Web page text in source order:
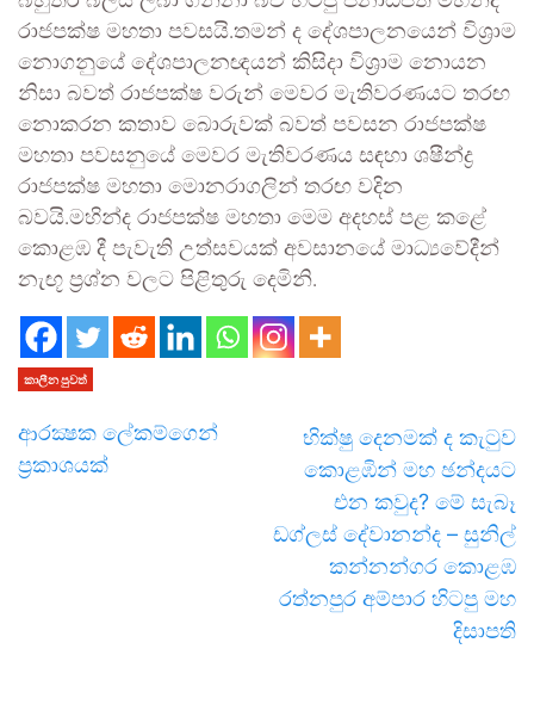
රාජපක්ෂ මහතා පවසයි.තමන් ද දේශපාලනයෙන් විශ්‍රාම
නොගනුයේ දේශපාලනඥයන් කිසිදා විශ්‍රාම නොයන
නිසා බවත් රාජපක්ෂ වරුන් මෙවර මැතිවරණයට තරඟ
නොකරන කතාව බොරුවක් බවත් පවසන රාජපක්ෂ
මහතා පවසනුයේ මෙවර මැතිවරණය සඳහා ශෂීන්ද්‍ර
රාජපක්ෂ මහතා මොනරාගලින් තරඟ වදින
බවයි.මහින්ද රාජපක්ෂ මහතා මෙම අදහස් පළ කළේ
කොළඹ දී පැවැති උත්සවයක් අවසානයේ මාධ්‍යවේදීන්
නැඟූ ප්‍රශ්න වලට පිළිතුරු දෙමිනි.
කාලීන පුවත්
ආරක්‍ෂක ලේකම්ගෙන්
ප්‍රකාශයක්
භික්ෂු දෙනමක් ද කැටුව
කොළඹින් මහ ඡන්දයට
එන කවුද? මේ සැබෑ
ඩග්ලස් දේවානන්ද – සුනිල්
කන්නන්ගර කොළඹ
රත්නපුර අම්පාර හිටපු මහ
දිසාපති